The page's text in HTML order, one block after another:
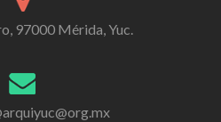
97000 Mérida, Yuc.